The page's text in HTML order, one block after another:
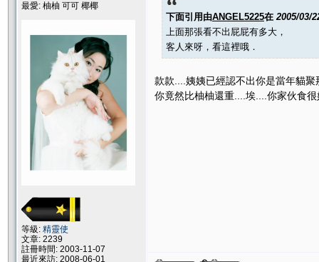
最愛: 柚柚 可可 椰椰
等級: 精靈使
文章: 2239
註冊時間: 2003-11-07
最近來訪: 2008-06-01
下面引用由ANGEL5225在 2005/03/
上面那張看不出屁屁有多大，
客人來呀，看這裡哦．
款款....姨姨已經認不出你是當年貓聚
你竟然比柚柚還重....埃....你家伙食很